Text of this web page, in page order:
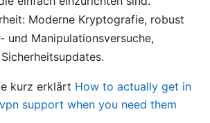
Moderne Kryptografie, robust
und Manipulationsversuche,
kurz erklärt How to actually get in
support when you need them